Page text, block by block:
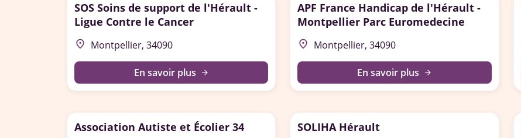
SOS Soins de support de l'Hérault -
Ligue Contre le Cancer
place Montpellier, 34090
En savoir plus arrow_forward
APF France Handicap de l'Hérault -
Montpellier Parc Euromedecine
place Montpellier, 34090
En savoir plus arrow_forward
Association Autiste et Écolier 34 SOLIHA Hérault